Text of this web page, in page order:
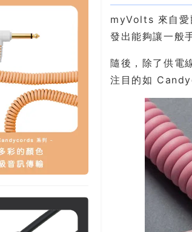
myVolts 來自愛
發出能夠讓一般
隨後，除了供電
注目的如